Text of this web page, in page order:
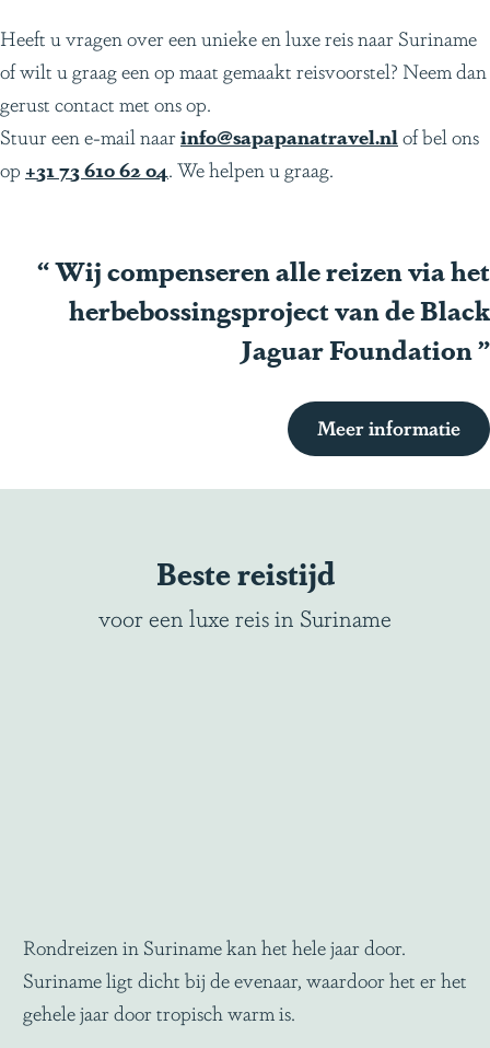
Heeft u vragen over een unieke en luxe reis naar Suriname
of wilt u graag een op maat gemaakt reisvoorstel? Neem dan
gerust contact met ons op.
Stuur een e-mail naarinfo@sapapanatravel.nlof bel ons
op +31 73 610 62 04. We helpen u graag.
“Wij compenseren alle reizen via het
herbebossingsproject van de Black
Jaguar Foundation”
Meer informatie
Beste reistijd
voor een luxe reis in Suriname
Rondreizen in Suriname kan het hele jaar door.
Suriname ligt dicht bij de evenaar, waardoor het er het
gehele jaar door tropisch warm is.